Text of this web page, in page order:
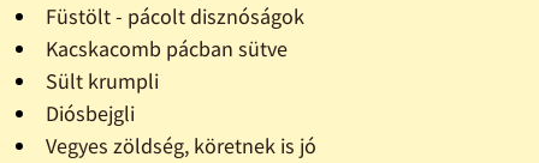
Füstölt - pácolt disznóságok
Kacskacomb pácban sütve
Sült krumpli
Diósbejgli
Vegyes zöldség, köretnek is jó